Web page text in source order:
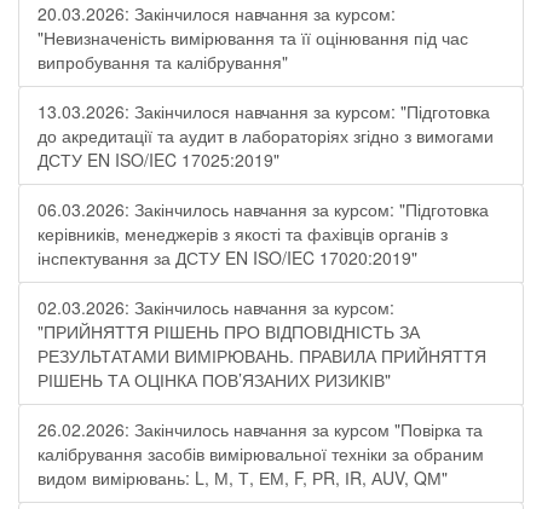
20.03.2026: Закінчилося навчання за курсом:
"Невизначеність вимірювання та її оцінювання під час
випробування та калібрування"
13.03.2026: Закінчилося навчання за курсом: "Підготовка
до акредитації та аудит в лабораторіях згідно з вимогами
ДСТУ EN ISO/IEC 17025:2019"
06.03.2026: Закінчилось навчання за курсом: "Підготовка
керівників, менеджерів з якості та фахівців органів з
інспектування за ДСТУ EN ISO/IEC 17020:2019"
02.03.2026: Закінчилось навчання за курсом:
"ПРИЙНЯТТЯ РІШЕНЬ ПРО ВІДПОВІДНІСТЬ ЗА
РЕЗУЛЬТАТАМИ ВИМІРЮВАНЬ. ПРАВИЛА ПРИЙНЯТТЯ
РІШЕНЬ ТА ОЦІНКА ПОВ’ЯЗАНИХ РИЗИКІВ"
26.02.2026: Закінчилось навчання за курсом "Повірка та
калібрування засобів вимірювальної техніки за обраним
видом вимірювань: L, М, Т, ЕМ, F, РR, ІR, АUV, QМ"